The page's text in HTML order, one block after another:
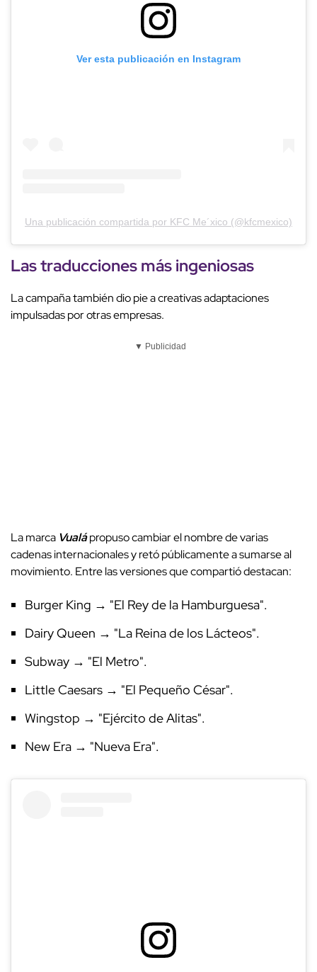
Ver esta publicación en Instagram
Una publicación compartida por KFC Me´xico (@kfcmexico)
Las traducciones más ingeniosas
La campaña también dio pie a creativas adaptaciones
impulsadas por otras empresas.
▼ Publicidad
La marca Vualápropuso cambiar el nombre de varias
cadenas internacionales y retó públicamente a sumarse al
movimiento. Entre las versiones que compartió destacan:
Burger King → "El Rey de la Hamburguesa".
Dairy Queen → "La Reina de los Lácteos".
Subway → "El Metro".
Little Caesars → "El Pequeño César".
Wingstop → "Ejército de Alitas".
New Era → "Nueva Era".